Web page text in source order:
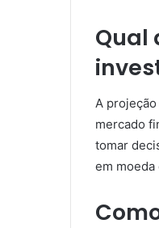
Qual
A
mercado
tomar
em